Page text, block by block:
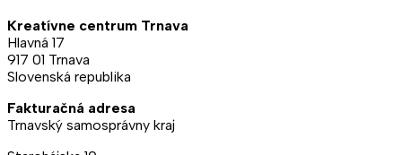
Kreatívne centrum Trnava
Hlavná 17
917 01 Trnava
Slovenská republika
Fakturačná adresa
Trnavský samosprávny kraj